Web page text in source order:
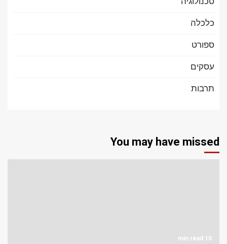
כלכלה
ספורט
עסקים
תרבות
You may have missed
10 min read